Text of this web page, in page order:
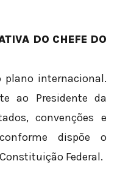
DO CHEFE DO
internacional.
ao Presidente da
convenções e
dispõe o
Federal.